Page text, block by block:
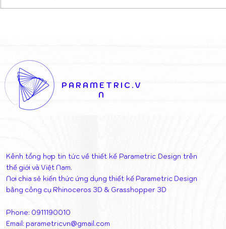
KẾT NỐI NGHỆ THUẬT VÀ
KIẾN TRÚC
PARAMETRIC.V
N
Kênh tổng hợp tin tức về thiết kế Parametric Design trên
thế giới và Việt Nam.
Nơi chia sẻ kiến thức ứng dụng thiết kế Parametric Design
bằng công cụ Rhinoceros 3D & Grasshopper 3D
Phone: 0911190010
Email: parametricvn@gmail.com